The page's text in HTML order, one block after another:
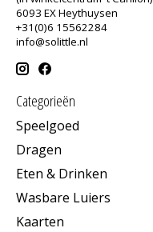
6093 EX Heythuysen
+31(0)6 15562284
info@solittle.nl
Categorieën
Speelgoed
Dragen
Eten & Drinken
Wasbare Luiers
Kaarten